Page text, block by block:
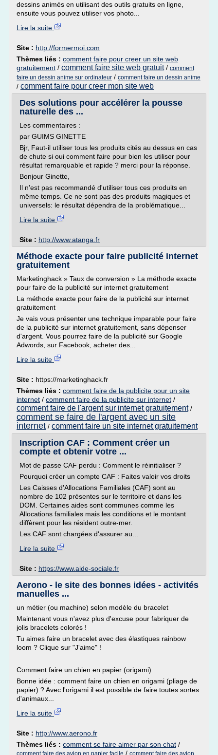
dessins animés en utilisant des outils gratuits en ligne,
ensuite vous pouvez utiliser vos photo...
Lire la suite
Site : http://formermoi.com
Thèmes liés : comment faire pour creer un site web
gratuitement / comment faire site web gratuit/ comment
faire un dessin anime sur ordinateur / comment faire un dessin anime
/ comment faire pour creer mon site web
Des solutions pour accélérer la pousse
naturelle des ...
Les commentaires :
par GUIMS GINETTE
Bjr, Faut-il utiliser tous les produits cités au dessus en cas
de chute si oui comment faire pour bien les utiliser pour
résultat remarquable et rapide ? merci pour la réponse.
Bonjour Ginette,
Il n'est pas recommandé d'utiliser tous ces produits en
même temps. Ce ne sont pas des produits magiques et
universels: le résultat dépendra de la problématique...
Lire la suite
Site : http://www.atanga.fr
Méthode exacte pour faire publicité internet
gratuitement
Marketinghack » Taux de conversion » La méthode exacte
pour faire de la publicité sur internet gratuitement
La méthode exacte pour faire de la publicité sur internet
gratuitement
Je vais vous présenter une technique imparable pour faire
de la publicité sur internet gratuitement, sans dépenser
d'argent. Vous pourrez faire de la publicité sur Google
Adwords, sur Facebook, acheter des...
Lire la suite
Site : https://marketinghack.fr
Thèmes liés : comment faire de la publicite pour un site
internet / comment faire de la publicite sur internet /
comment faire de l'argent sur internet gratuitement/
comment se faire de l'argent avec un site
internet / comment faire un site internet gratuitement
Inscription CAF : Comment créer un
compte et obtenir votre ...
Mot de passe CAF perdu : Comment le réinitialiser ?
Pourquoi créer un compte CAF : Faites valoir vos droits
Les Caisses d'Allocations Familiales (CAF) sont au
nombre de 102 présentes sur le territoire et dans les
DOM. Certaines aides sont communes comme les
Allocations familiales mais les conditions et le montant
diffèrent pour les résident outre-mer.
Les CAF sont chargées d'assurer au...
Lire la suite
Site : https://www.aide-sociale.fr
Aerono - le site des bonnes idées - activités
manuelles ...
un métier (ou machine) selon modèle du bracelet
Maintenant vous n'avez plus d'excuse pour fabriquer de
jolis bracelets colorés !
Tu aimes faire un bracelet avec des élastiques rainbow
loom ? Clique sur "J'aime" !
Comment faire un chien en papier (origami)
Bonne idée : comment faire un chien en origami (pliage de
papier) ? Avec l'origami il est possible de faire toutes sortes
d'animaux...
Lire la suite
Site : http://www.aerono.fr
Thèmes liés : comment se faire aimer par son chat /
comment faire des avion en papier facile / comment faire des avion